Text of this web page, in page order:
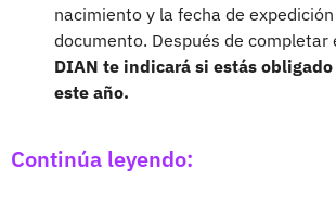
nacimiento y la fecha de
documento. Después de completar
DIAN te indicará si estás
este año.
Continúa leyendo: